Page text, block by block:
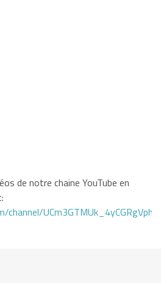
de notre chaine YouTube en